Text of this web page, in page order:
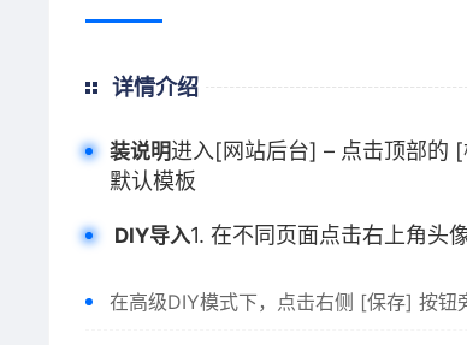
详情介绍
装说明进入[网站后台] – 点击顶部的
默认模板
DIY导入1. 在不同页面点击右上角头
在高级DIY模式下，点击右侧 [保存] 按